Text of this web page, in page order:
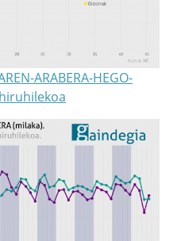
ARABERA-HEGO-
hiruhilekoa